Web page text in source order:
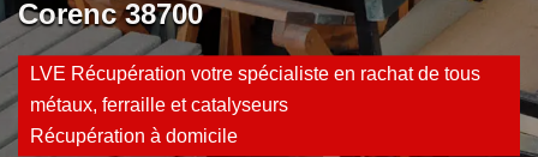
Corenc 38700
LVE Récupération votre spécialiste en rachat de tous
métaux, ferraille et catalyseurs
Récupération à domicile